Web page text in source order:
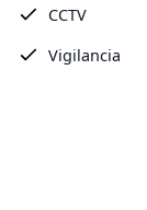
CCTV
Vigilancia